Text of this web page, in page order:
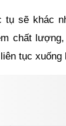
tụ sẽ khác
chất
tục